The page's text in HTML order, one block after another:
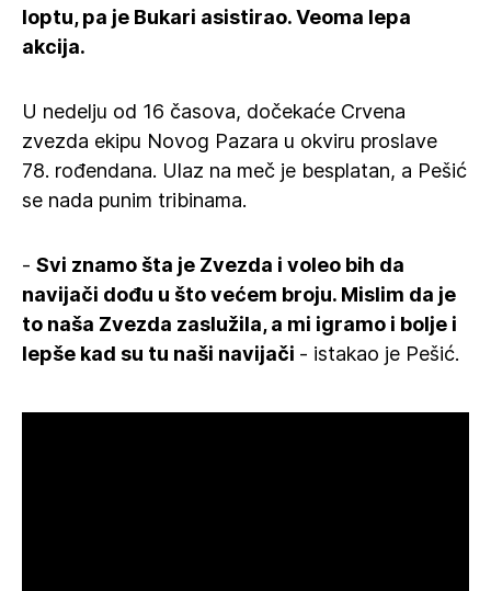
loptu, pa je Bukari asistirao. Veoma lepa
akcija.
U nedelju od 16 časova, dočekaće Crvena
zvezda ekipu Novog Pazara u okviru proslave
78. rođendana. Ulaz na meč je besplatan, a Pešić
se nada punim tribinama.
- Svi znamo šta je Zvezda i voleo bih da
navijači dođu u što većem broju. Mislim da je
to naša Zvezda zaslužila, a mi igramo i bolje i
lepše kad su tu naši navijači - istakao je Pešić.